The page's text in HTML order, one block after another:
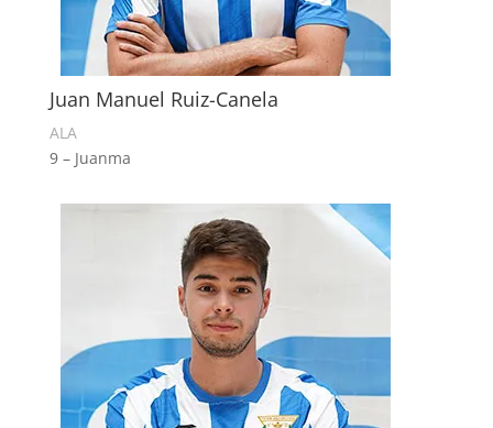
Juan Manuel Ruiz-Canela
ALA
9 – Juanma